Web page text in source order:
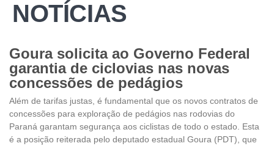
NOTÍCIAS
Goura solicita ao Governo Federal
garantia de ciclovias nas novas
concessões de pedágios
Além de tarifas justas, é fundamental que os novos contratos de
concessões para exploração de pedágios nas rodovias do
Paraná garantam segurança aos ciclistas de todo o estado. Esta
é a posição reiterada pelo deputado estadual Goura (PDT), que